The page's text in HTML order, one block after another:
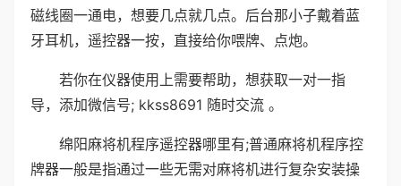
磁线圈一通电，想要几点就几点。后台那小子戴着蓝
牙耳机，遥控器一按，直接给你喂牌、点炮。
若你在仪器使用上需要帮助，想获取一对一指
导，添加微信号; kkss8691 随时交流 。
绵阳麻将机程序遥控器哪里有;普通麻将机程序控
牌器一般是指通过一些无需对麻将机进行复杂安装操